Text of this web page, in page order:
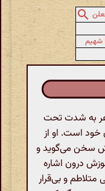
شهیم
به شدت تحت
خود است. او از
سخن می‌گوید و
درون اشاره
و بی‌قرار